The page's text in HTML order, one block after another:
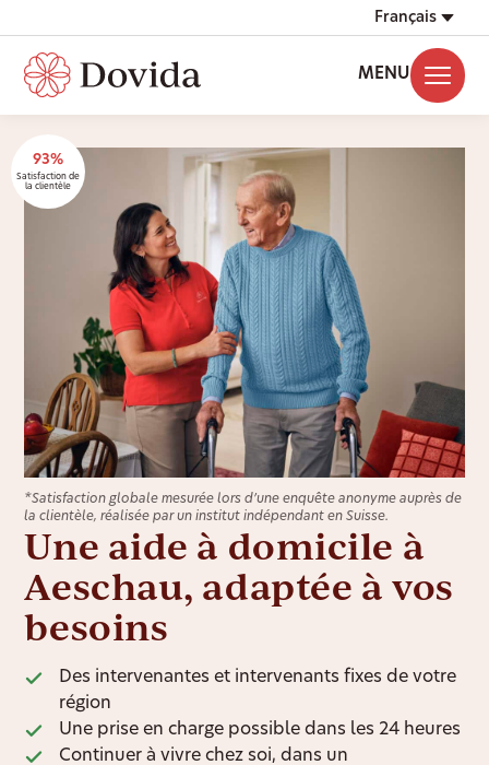
Français
MENU
93%
Satisfaction de
la clientèle
*Satisfaction globale mesurée lors d’une enquête anonyme auprès de
la clientèle, réalisée par un institut indépendant en Suisse.
Une aide à domicile à
Aeschau, adaptée à vos
besoins
Des intervenantes et intervenants fixes de votre
région
Une prise en charge possible dans les 24 heures
Continuer à vivre chez soi, dans un